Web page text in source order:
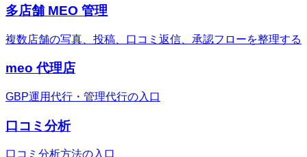
多店舗 MEO 管理
複数店舗の写真、投稿、口コミ返信、承認フローを整理する
meo 代理店
GBP運用代行・管理代行の入口
口コミ分析
口コミ分析方法の入口